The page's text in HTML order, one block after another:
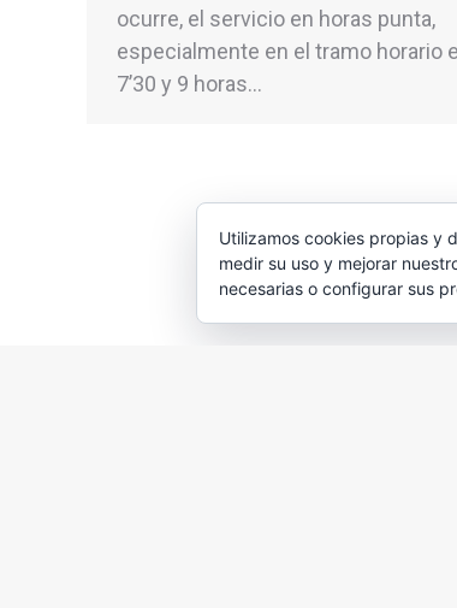
ocurre, el servicio en horas punta,
especialmente en el tramo horario
7’30 y 9 horas…
Utilizamos cookies propias y
medir su uso y mejorar
necesarias o configurar sus